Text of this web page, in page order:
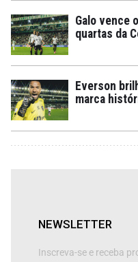
Galo vence
quartas da
Everson
marca
NEWSLETTER
Inscreva-se e receba